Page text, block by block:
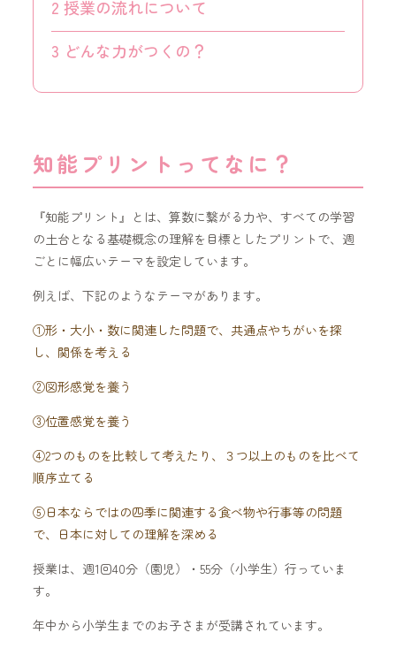
2 授業の流れについて
3 どんな力がつくの？
知能プリントってなに？
『知能プリント』とは、算数に繋がる力や、すべての学習
の土台となる基礎概念の理解を目標としたプリントで、週
ごとに幅広いテーマを設定しています。
例えば、下記のようなテーマがあります。
①形・大小・数に関連した問題で、共通点やちがいを探
し、関係を考える
②図形感覚を養う
③位置感覚を養う
④2つのものを比較して考えたり、３つ以上のものを比べて
順序立てる
⑤日本ならではの四季に関連する食べ物や行事等の問題
で、日本に対しての理解を深める
授業は、週1回40分（園児）・55分（小学生）行っていま
す。
年中から小学生までのお子さまが受講されています。